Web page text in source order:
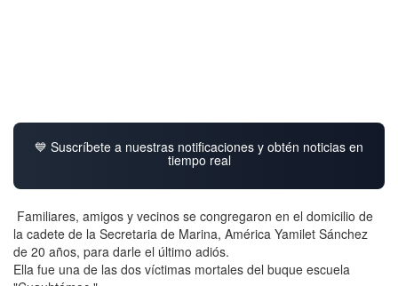
💙 Suscríbete a nuestras notificaciones y obtén noticias en
tiempo real
Familiares, amigos y vecinos se congregaron en el domicilio de
la cadete de la Secretaria de Marina, América Yamilet Sánchez
de 20 años, para darle el último adiós.
Ella fue una de las dos víctimas mortales del buque escuela